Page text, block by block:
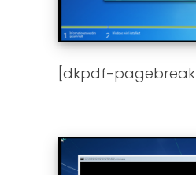
[dkpdf-pagebreak]